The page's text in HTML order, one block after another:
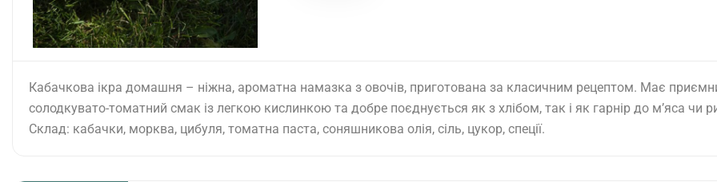
Кабачкова ікра домашня – ніжна, ароматна намазка з овочів, приготована за класичним рецептом. Має
солодкувато-томатний смак із легкою кислинкою та добре поєднується як з хлібом, так і як гарнір до м’яса чи
Склад: кабачки, морква, цибуля, томатна паста, соняшникова олія, сіль, цукор, спеції.